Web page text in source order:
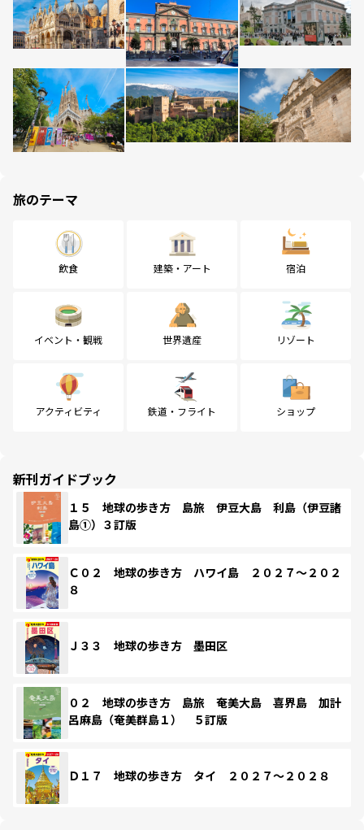
旅のテーマ
飲食 建築・アート 宿泊
イベント・観戦 世界遺産 リゾート
アクティビティ 鉄道・フライト ショップ
新刊ガイドブック
１５ 地球の歩き方 島旅 伊豆大島 利島（伊豆諸
島①）３訂版
Ｃ０２ 地球の歩き方 ハワイ島 ２０２７～２０２
８
Ｊ３３ 地球の歩き方 墨田区
０２ 地球の歩き方 島旅 奄美大島 喜界島 加計
呂麻島（奄美群島１） ５訂版
Ｄ１７ 地球の歩き方 タイ ２０２７～２０２８